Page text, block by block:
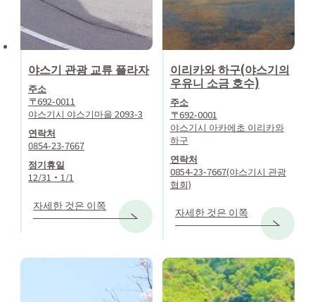
야스기 관광 교류 플라자
주소
〒692-0011
야스기시 야스기마을 2093-3
연락처
0854-23-7667
정기휴일
12/31・1/1
자세한 것은 이쪽
이리카와 하구(야스기의
우유니 소금 호수)
주소
〒692-0001
야스기시 아카에초 이리카와
하구
연락처
0854-23-7667(야스기시 관광
협회)
자세한 것은 이쪽